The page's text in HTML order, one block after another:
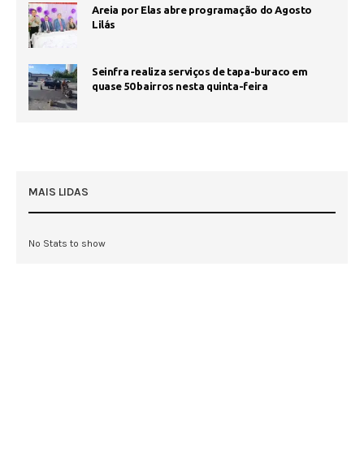
Areia por Elas abre programação do Agosto
Lilás
Seinfra realiza serviços de tapa-buraco em
quase 50 bairros nesta quinta-feira
MAIS LIDAS
No Stats to show